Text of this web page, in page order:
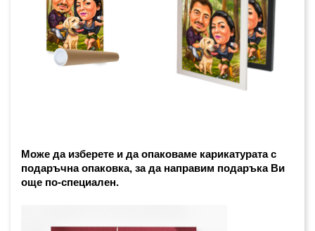
Може да изберете и да опаковаме карикатурата с
подаръчна опаковка, за да направим подаръка Ви
още по-специален.